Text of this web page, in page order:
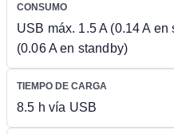
CONSUMO
USB máx. 1.5 A (0.14 A
(0.06 A en standby)
TIEMPO DE CARGA
8.5 h vía USB